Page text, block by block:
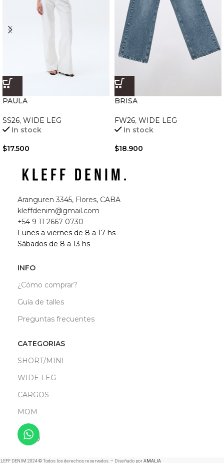
PAULA
SS26, WIDE LEG
In stock
$17.500
BRISA
FW26, WIDE LEG
In stock
$18.900
Aranguren 3345, Flores, CABA
kleffdenim@gmail.com
+54 9 11 2667 0730
Lunes a viernes de 8 a 17 hs
Sábados de 8 a 13 hs
INFO
¿Cómo comprar?
Guía de talles
Preguntas frecuentes
CATEGORIAS
SHORT/MINI
WIDE LEG
CARGOS
MOM
DENIM 2024 © Todos los derechos reservados. – Diseñado por AMALIA